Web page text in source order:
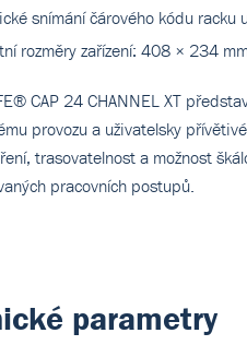
snímání čárového kódu
rozměry zařízení: 408 × 234
CAP 24 CHANNEL XT
provozu a uživatelsky
trasovatelnost a možnost
pracovních postupů.
parametry